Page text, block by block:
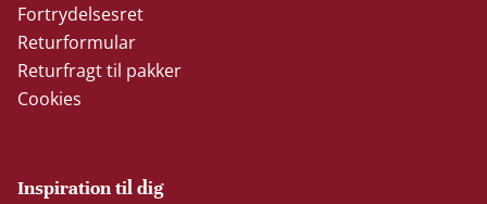
Fortrydelsesret
Returformular
Returfragt til pakker
Cookies
Inspiration til dig